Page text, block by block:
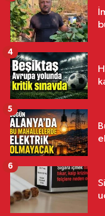
4
5
6